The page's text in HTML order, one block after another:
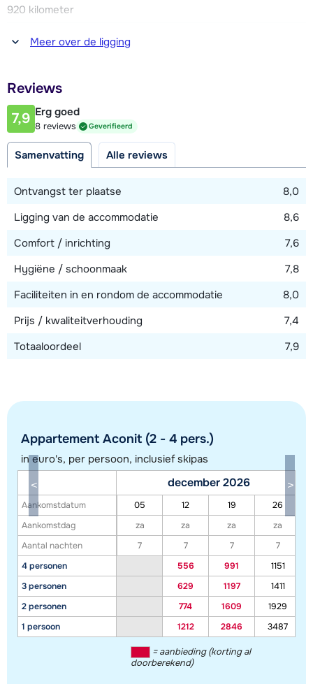
920 kilometer
Afstand tot winkel(s)
25 meter
25 meter
Afstand tot piste
25 meter
Toon alle accommodaties in dit gebied
Deze kaart geeft een indicatie van de ligging van onze accommodaties. De
exacte locatie kan enigszins afwijken.
Meer over de ligging
Reviews
7,9 Erg goed
8 reviews Geverifieerd
Samenvatting Alle reviews
Ontvangst ter plaatse
8,0
Ligging van de accommodatie
8,6
Comfort / inrichting
7,6
Hygiëne / schoonmaak
7,8
Faciliteiten in en rondom de accommodatie
8,0
Prijs / kwaliteitverhouding
7,4
Totaaloordeel
7,9
Appartement Aconit (2 - 4 pers.)
in euro's, per persoon, inclusief skipas
Aankomstdatum
Aankomstdag
Aantal nachten
4 personen
3 personen
2 personen
1 persoon
december 2026
05 12 19
26
za
za za
za
7
7 7
7
556
991
1151
629
1197
1411
774
1609
1929
1212
2846 3487
= aanbieding (korting al
doorberekend)